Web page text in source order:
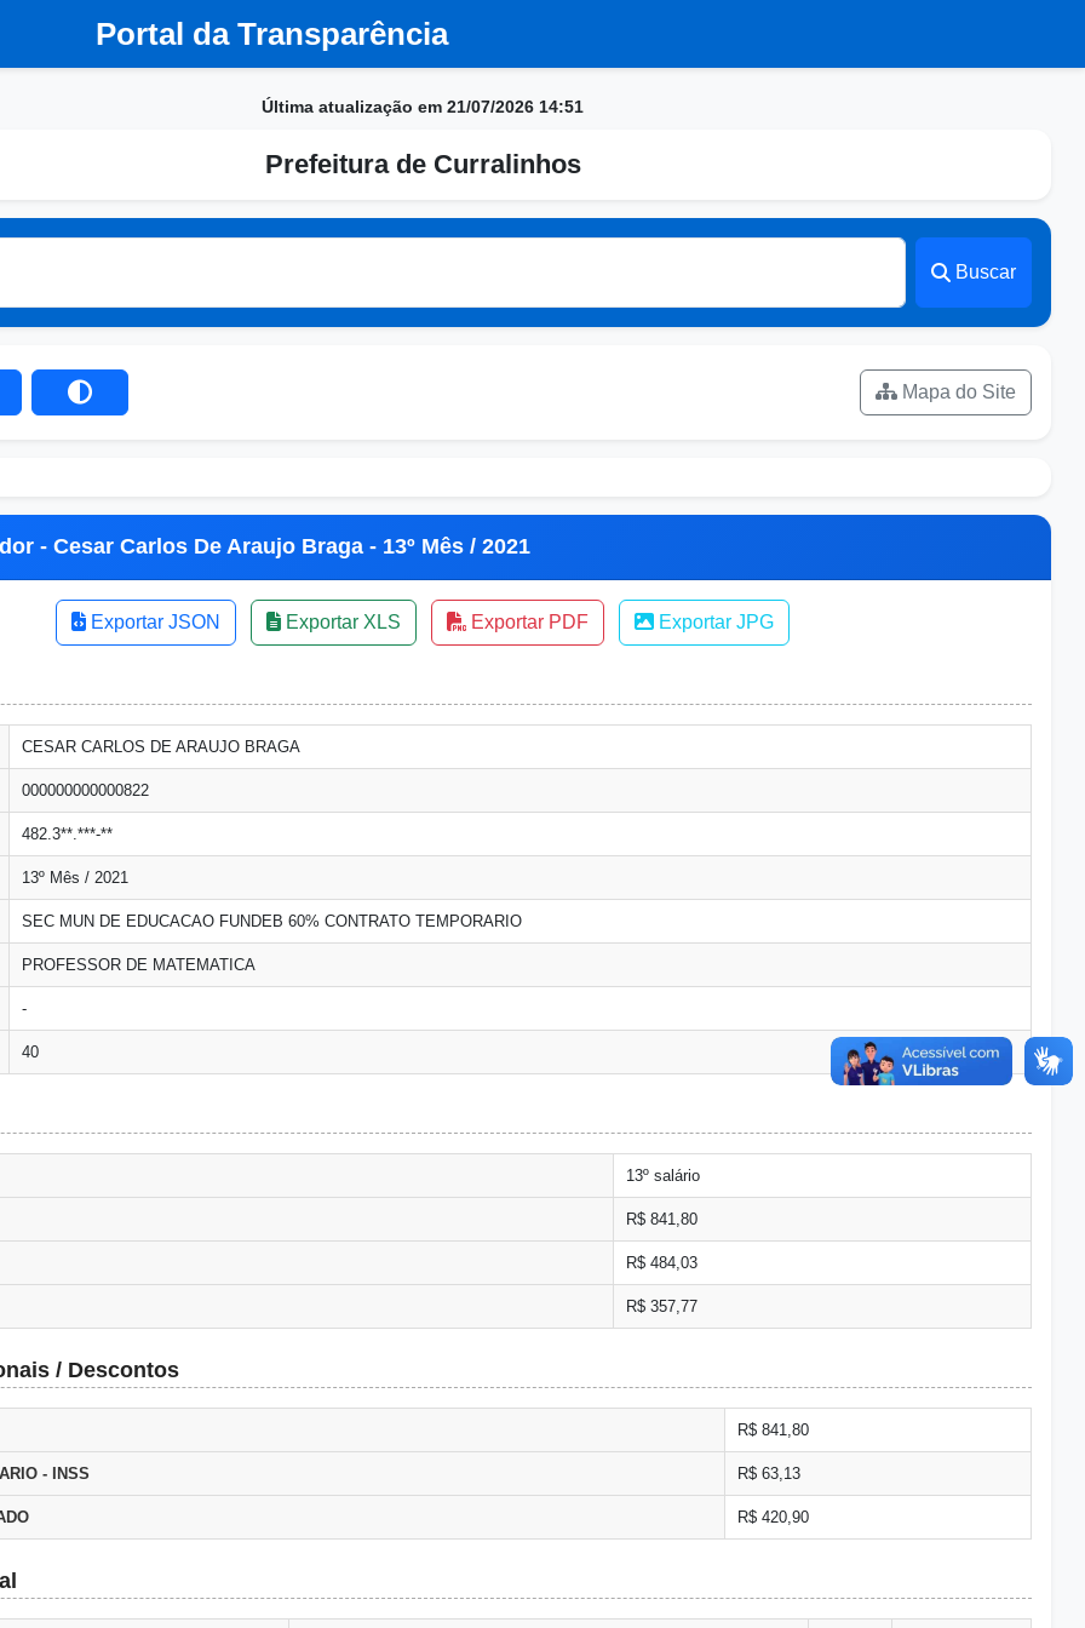
Portal da Transparência
Última atualização em 21/07/2026 14:51
Prefeitura de Curralinhos
Buscar
Mapa do Site
- Cesar Carlos De Araujo Braga - 13º Mês / 2021
Exportar JSON Exportar XLS Exportar PDF Exportar JPG
CESAR CARLOS DE ARAUJO BRAGA
000000000000822
482.3**.***-**
13º Mês / 2021
SEC MUN DE EDUCACAO FUNDEB 60% CONTRATO TEMPORARIO
PROFESSOR DE MATEMATICA
-
40
13º salário
R$ 841,80
R$ 484,03
R$ 357,77
/ Descontos
R$ 841,80
- INSS R$ 63,13
R$ 420,90